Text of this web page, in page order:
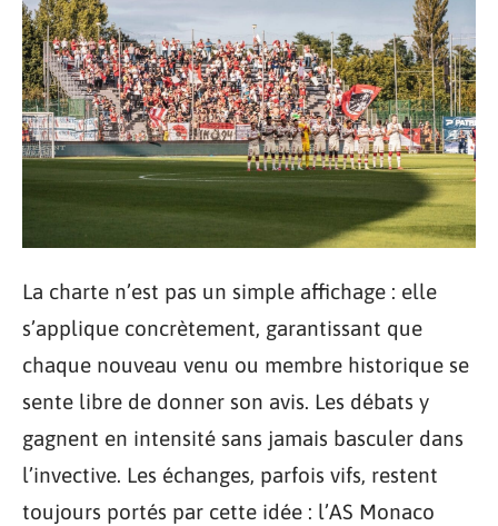
La charte n’est pas un simple affichage : elle
s’applique concrètement, garantissant que
chaque nouveau venu ou membre historique se
sente libre de donner son avis. Les débats y
gagnent en intensité sans jamais basculer dans
l’invective. Les échanges, parfois vifs, restent
toujours portés par cette idée : l’AS Monaco